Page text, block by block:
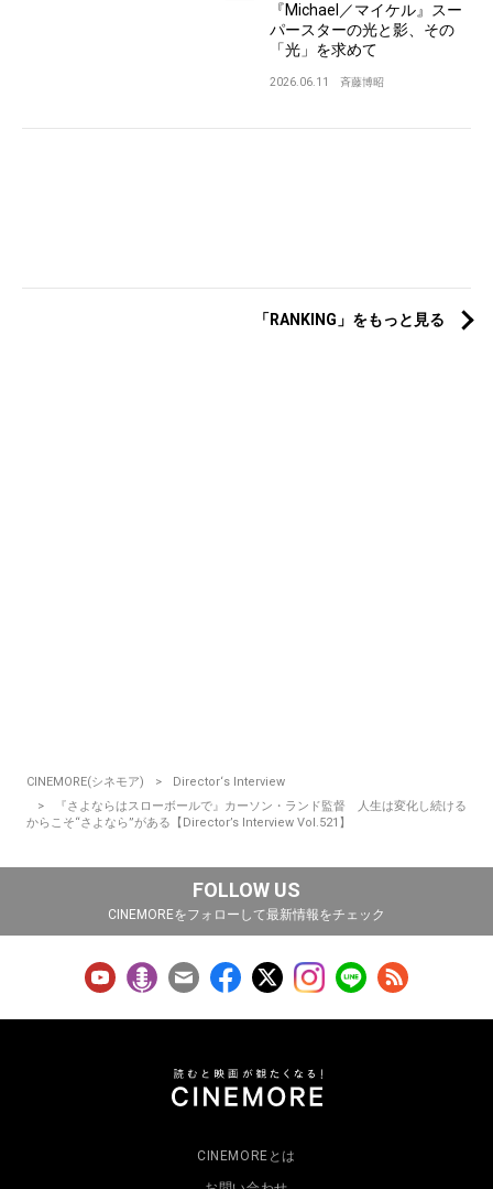
『Michael／マイケル』スー
パースターの光と影、その
「光」を求めて
2026.06.11 斉藤博昭
「RANKING」をもっと見る
CINEMORE(シネモア)
Director‘s Interview
『さよならはスローボールで』カーソン・ランド監督 人生は変化し続ける
からこそ“さよなら”がある【Director’s Interview Vol.521】
FOLLOW US
CINEMOREをフォローして最新情報をチェック
CINEMOREとは